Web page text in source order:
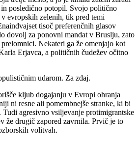
posledično potopil. Svojo politično
evropskih zelenih, tik pred temi
tisoč preferenčnih glasov
dovolj za ponovni mandat v Bruslju, zato
Nekateri ga že omenjajo kot
Erjavca, a političnih čudežev očitno
udarom. Za zdaj.
kljub dogajanju v Evropi ohranja
ni resne ali pomembnejše stranke, ki bi
agresivno vsiljevanje protimigrantske
že drugič zapored zavrnila. Prvič je to
volitvah.